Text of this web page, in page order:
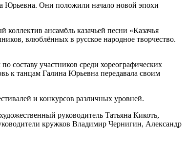
Юрьевна. Они положили начало новой эпохи
ансамбль казачьей песни «Казачья
влюблённых в русское народное творчество.
составу участников среди хореографических
к танцам Галина Юрьевна передавала своим
и конкурсов различных уровней.
руководитель Татьяна Кикоть,
кружков Владимир Чернигин, Александр